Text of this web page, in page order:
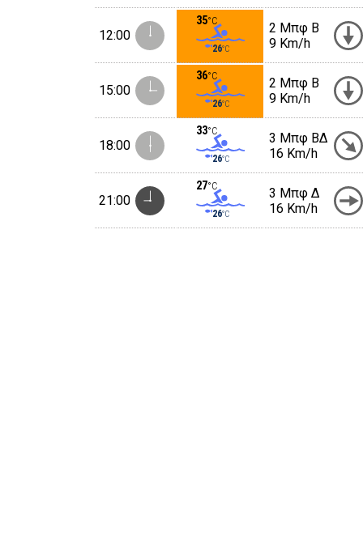
12:00
35°C
26°C
2 Μπφ B
9 Km/h
15:00
36°C
26°C
2 Μπφ B
9 Km/h
18:00
33°C
26°C
3 Μπφ ΒΔ
16 Km/h
21:00
27°C
26°C
3 Μπφ Δ
16 Km/h